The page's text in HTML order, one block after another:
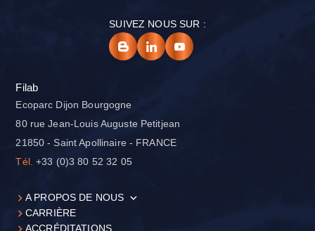
SUIVEZ NOUS SUR :
Filab
Ecoparc Dijon Bourgogne
80 rue Jean-Louis Auguste Petitjean
21850 - Saint Apollinaire - FRANCE
Tél. +33 (0)3 80 52 32 05
A PROPOS DE NOUS
CARRIÈRE
ACCRÉDITATIONS